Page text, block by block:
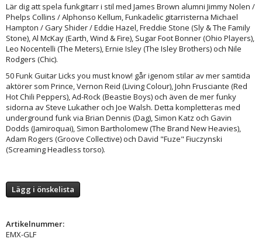
Lär dig att spela funkgitarr i stil med James Brown alumni Jimmy Nolen /
Phelps Collins / Alphonso Kellum, Funkadelic gitarristerna Michael
Hampton / Gary Shider / Eddie Hazel, Freddie Stone (Sly & The Family
Stone), Al McKay (Earth, Wind & Fire), Sugar Foot Bonner (Ohio Players),
Leo Nocentelli (The Meters), Ernie Isley (The Isley Brothers) och Nile
Rodgers (Chic).
50 Funk Guitar Licks you must know! går igenom stilar av mer samtida
aktörer som Prince, Vernon Reid (Living Colour), John Frusciante (Red
Hot Chili Peppers), Ad-Rock (Beastie Boys) och även de mer funky
sidorna av Steve Lukather och Joe Walsh. Detta kompletteras med
underground funk via Brian Dennis (Dag), Simon Katz och Gavin
Dodds (Jamiroquai), Simon Bartholomew (The Brand New Heavies),
Adam Rogers (Groove Collective) och David "Fuze" Fiuczynski
(Screaming Headless torso).
Lägg i önskelista
Artikelnummer:
EMX-GLF